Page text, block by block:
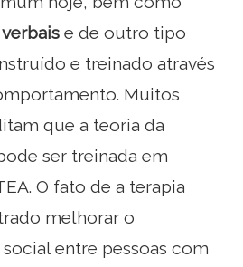
e de outro tipo
e treinado através
Muitos
que a teoria da
ser treinada em
O fato de a terapia
melhorar o
entre pessoas com